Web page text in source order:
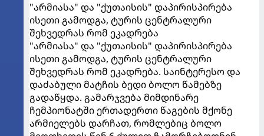
"არმიასა" და "ქუთაისის" დაპირისპირება
ისეთი გამოდგა, ტურის ცენტრალური
შეხვედრას რომ ეკადრება
"არმიასა" და "ქუთაისის" დაპირისპირება
ისეთი გამოდგა, ტურის ცენტრალური
შეხვედრას რომ ეკადრება. საინტერესო და
დაძაბული მატჩის ბედი ბოლო წამებზე
გადაწყდა. გამარჯვება მიმდინარე
ჩემპიონატში ერთადერთი წაგების მქონე
არმიელებს დარჩათ, რომლებიც ბოლო